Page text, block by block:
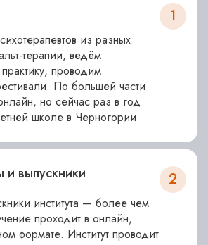
1
из разных
терапии, ведём
проводим
По большей части
но сейчас раз в год
школе в Черногории
и выпускники 2
института — более чем
проходит в онлайн,
формате. Институт проводит